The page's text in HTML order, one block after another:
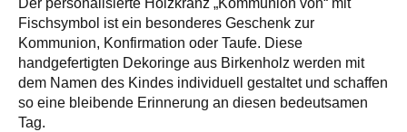
Der personalisierte Holzkranz „Kommunion von“ mit
Fischsymbol ist ein besonderes Geschenk zur
Kommunion, Konfirmation oder Taufe. Diese
handgefertigten Dekoringe aus Birkenholz werden mit
dem Namen des Kindes individuell gestaltet und schaffen
so eine bleibende Erinnerung an diesen bedeutsamen
Tag.